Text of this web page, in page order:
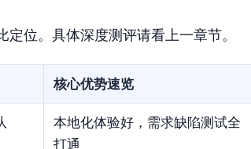
位。具体深度测评请看上一章节。
核心优势速览
本地化体验好，需求缺陷测试全
打通